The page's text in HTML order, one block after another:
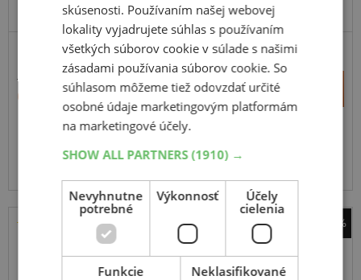
ZOSÍLENÁ
102,71 €
64,00 €
–
SKLADOM Expedujeme ešte dnes
Na predajni v Bratislave do 2 dní.
-39%
Matador
Hectorra 5
skúsenosti. Používaním našej webovej
lokality vyjadrujete súhlas s používaním
všetkých súborov cookie v súlade s našimi
zásadami používania súborov cookie. So
súhlasom môžeme tiež odovzdať určité
osobné údaje marketingovým platformám
na marketingové účely.
SHOW ALL PARTNERS(1910) →
Nevyhnutne
potrebné
Výkonnosť
Účely
cielenia
Funkcie Neklasifikované